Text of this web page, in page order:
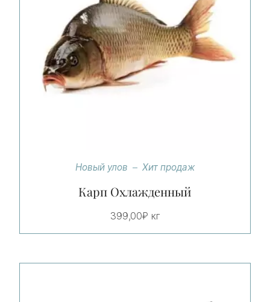
Новый улов Хит продаж
Карп Охлажденный
399,00₽ кг